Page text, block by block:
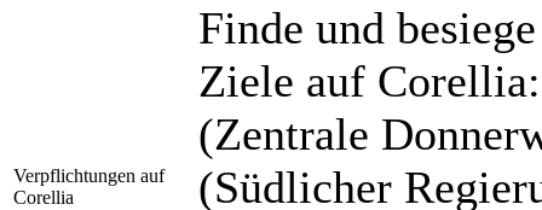
Verpflichtungen auf
Corellia
Finde und
Ziele auf
(Zentrale
(Südlicher